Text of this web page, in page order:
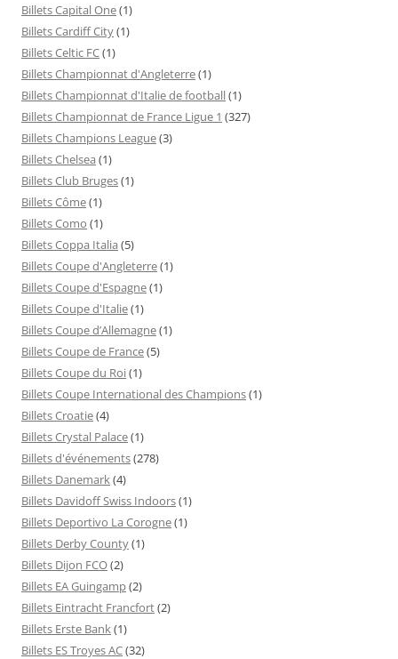
Billets Capital One(1)
Billets Cardiff City(1)
Billets Celtic FC(1)
Billets Championnat d'Angleterre(1)
Billets Championnat d'Italie de football(1)
Billets Championnat de France Ligue 1 (327)
Billets Champions League(3)
Billets Chelsea (1)
Billets Club Bruges(1)
Billets Côme(1)
Billets Como (1)
Billets Coppa Italia (5)
Billets Coupe d'Angleterre(1)
Billets Coupe d'Espagne(1)
Billets Coupe d'Italie(1)
Billets Coupe d’Allemagne(1)
Billets Coupe de France(5)
Billets Coupe du Roi(1)
Billets Coupe International des Champions(1)
Billets Croatie(4)
Billets Crystal Palace(1)
Billets d'événements(278)
Billets Danemark(4)
Billets Davidoff Swiss Indoors(1)
Billets Deportivo La Corogne(1)
Billets Derby County(1)
Billets Dijon FCO(2)
Billets EA Guingamp(2)
Billets Eintracht Francfort(2)
Billets Erste Bank(1)
Billets ES Troyes AC(32)